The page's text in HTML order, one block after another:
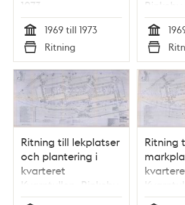
1973
Tid
1969 till 1973
Typ
Ritning
Rinkeby
Tid
Typ
Ritning till lekplatser
och plantering i
kvarteret
Kvarntullen, Rinkeby
Ritning